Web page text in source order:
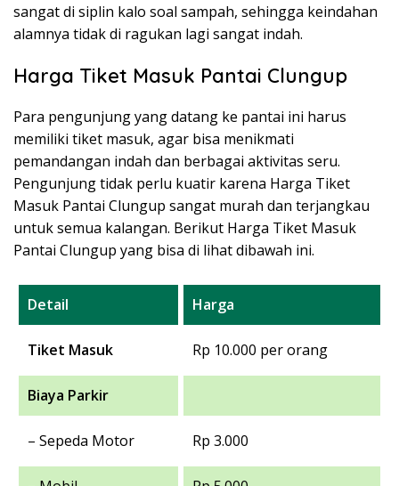
sangat di siplin kalo soal sampah, sehingga keindahan
alamnya tidak di ragukan lagi sangat indah.
Harga Tiket Masuk Pantai Clungup
Para pengunjung yang datang ke pantai ini harus
memiliki tiket masuk, agar bisa menikmati
pemandangan indah dan berbagai aktivitas seru.
Pengunjung tidak perlu kuatir karena Harga Tiket
Masuk Pantai Clungup sangat murah dan terjangkau
untuk semua kalangan. Berikut Harga Tiket Masuk
Pantai Clungup yang bisa di lihat dibawah ini.
Detail Harga
Tiket Masuk Rp 10.000 per orang
Biaya Parkir
– Sepeda Motor Rp 3.000